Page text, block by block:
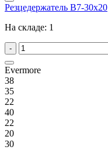
Резцедержатель B7-30x20
На складе: 1
-
Evermore
38
35
22
40
22
20
30